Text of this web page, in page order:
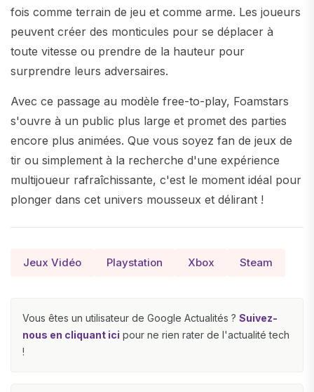
fois comme terrain de jeu et comme arme. Les joueurs
peuvent créer des monticules pour se déplacer à
toute vitesse ou prendre de la hauteur pour
surprendre leurs adversaires.
Avec ce passage au modèle free-to-play, Foamstars
s'ouvre à un public plus large et promet des parties
encore plus animées. Que vous soyez fan de jeux de
tir ou simplement à la recherche d'une expérience
multijoueur rafraîchissante, c'est le moment idéal pour
plonger dans cet univers mousseux et délirant !
Jeux Vidéo Playstation Xbox Steam
Vous êtes un utilisateur de Google Actualités ? Suivez-
nous en cliquant ici pour ne rien rater de l'actualité tech
!